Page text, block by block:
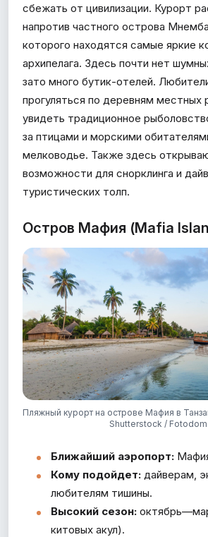
сбежать от цивилизации. Курорт
напротив частного острова
которого находятся самые яркие
архипелага. Здесь почти нет
зато много бутик-отелей.
прогуляться по деревням местных
увидеть традиционное
за птицами и морскими
мелководье. Также здесь
возможности для снорклинга и
туристических толп.
Остров Мафия (Mafia
Пляжный курорт на острове Мафия в
Shutterstock / Fotodom
Ближайший аэропорт:
Кому подойдет: дайверам,
любителям тишины.
Высокий сезон:
китовых акул).